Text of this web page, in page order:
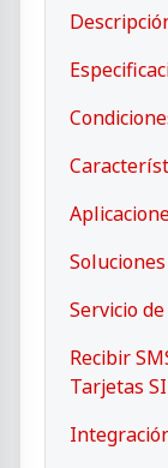
Servicio
Recibir
Tarjetas